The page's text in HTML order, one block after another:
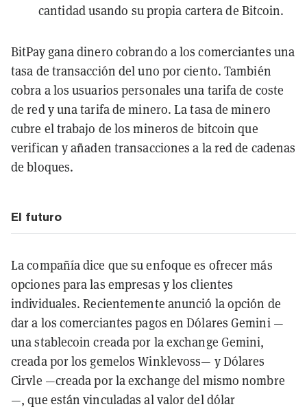
cantidad usando su propia cartera de Bitcoin.
BitPay gana dinero cobrando a los comerciantes una
tasa de transacción del uno por ciento. También
cobra a los usuarios personales una tarifa de coste
de red y una tarifa de minero. La tasa de minero
cubre el trabajo de los mineros de bitcoin que
verifican y añaden transacciones a la red de cadenas
de bloques.
El futuro
La compañía dice que su enfoque es ofrecer más
opciones para las empresas y los clientes
individuales. Recientemente anunció la opción de
dar a los comerciantes pagos en Dólares Gemini —
una stablecoin creada por la exchange Gemini,
creada por los gemelos Winklevoss— y Dólares
Cirvle —creada por la exchange del mismo nombre
—, que están vinculadas al valor del dólar